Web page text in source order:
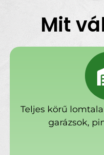
Mit
Teljes körű
garázsok,